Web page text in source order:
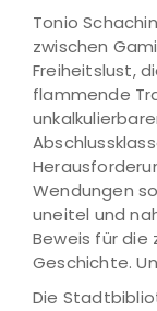
Tonio
zwischen
Freiheitslust,
flammende
Wendungen
uneitel und
Beweis für
Geschichte.
Die